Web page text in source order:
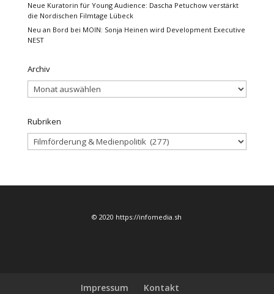
Neue Kuratorin für Young Audience: Dascha Petuchow verstärkt
die Nordischen Filmtage Lübeck
Neu an Bord bei MOIN: Sonja Heinen wird Development Executive
NEST
Archiv
Archiv
Rubriken
Rubriken
© 2020 https://infomedia.sh
Impressum
Kontakt